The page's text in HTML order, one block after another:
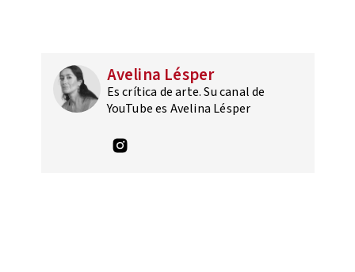
Avelina Lésper
Es crítica de arte. Su canal de
YouTube es Avelina Lésper